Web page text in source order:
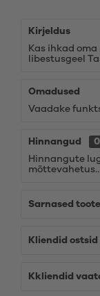
Kirjeldus
Kas ihkad
libestusgeel
Omadused
Vaadake
Hinnangud
0
Hinnangute
mõttevahetus...
Sarnased
Kliendid ostsid
Kkliendid